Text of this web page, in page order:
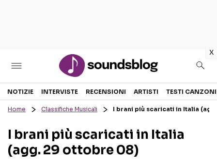
x
Sezioni
RECENSIONI MUSICALI
INTERVISTE
TESTI CANZONI
TOUR ED EVENTI
NOTIZIE INTERVISTE RECENSIONI ARTISTI TESTI CANZONI
Home Classifiche Musicali I brani più scaricati in Italia
I brani più scaricati in Italia
(agg. 29 ottobre 08)